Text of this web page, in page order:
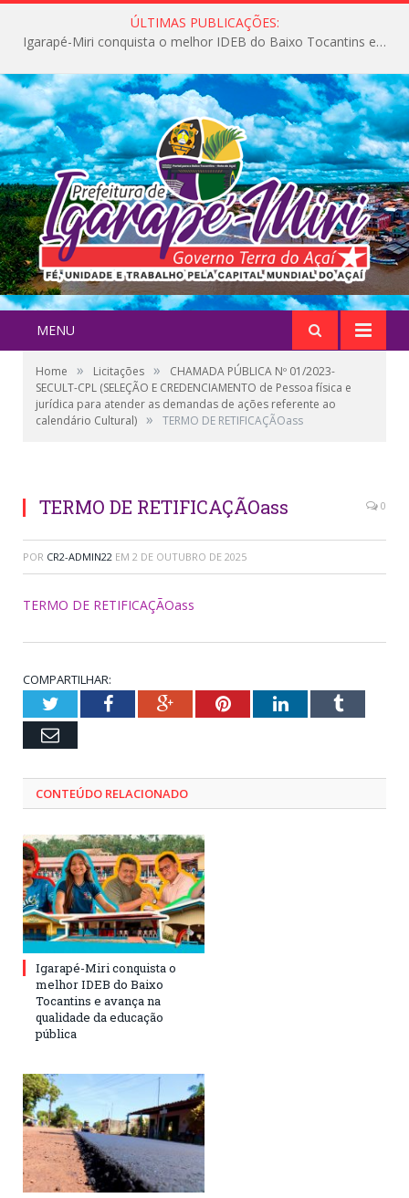
ÚLTIMAS PUBLICAÇÕES:
Igarapé-Miri conquista o melhor IDEB do Baixo Tocantins e avança na qualidade da educação pública
MENU
Home » Licitações »
CHAMADA PÚBLICA Nº 01/2023-
SECULT-CPL (SELEÇÃO E CREDENCIAMENTO de Pessoa física e
jurídica para atender as demandas de ações referente ao
calendário Cultural) » TERMO DE RETIFICAÇÃOass
TERMO DE RETIFICAÇÃOass 0
POR CR2-ADMIN22 EM 2 DE OUTUBRO DE 2025
TERMO DE RETIFICAÇÃOass
COMPARTILHAR:
TwitterFacebookGoogle+PinterestLinkedInTumblr
Email
CONTEÚDO RELACIONADO
Igarapé-Miri conquista o
melhor IDEB do Baixo
Tocantins e avança na
qualidade da educação
pública